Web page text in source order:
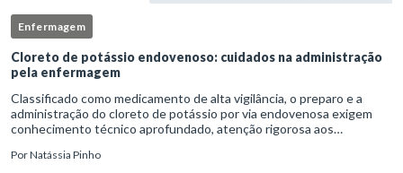
Enfermagem
Cloreto de potássio endovenoso: cuidados na administração
pela enfermagem
Classificado como medicamento de alta vigilância, o preparo e a
administração do cloreto de potássio por via endovenosa exigem
conhecimento técnico aprofundado, atenção rigorosa aos
enfermag
PorNatássia Pinho